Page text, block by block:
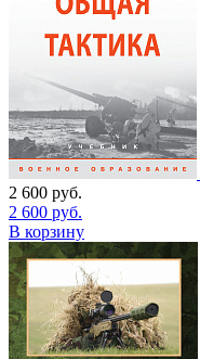
2 600 руб.
2 600 руб.
В корзину